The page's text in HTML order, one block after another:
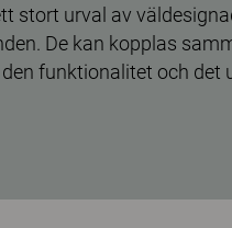
stort urval av
De kan kopplas
funktionalitet och det